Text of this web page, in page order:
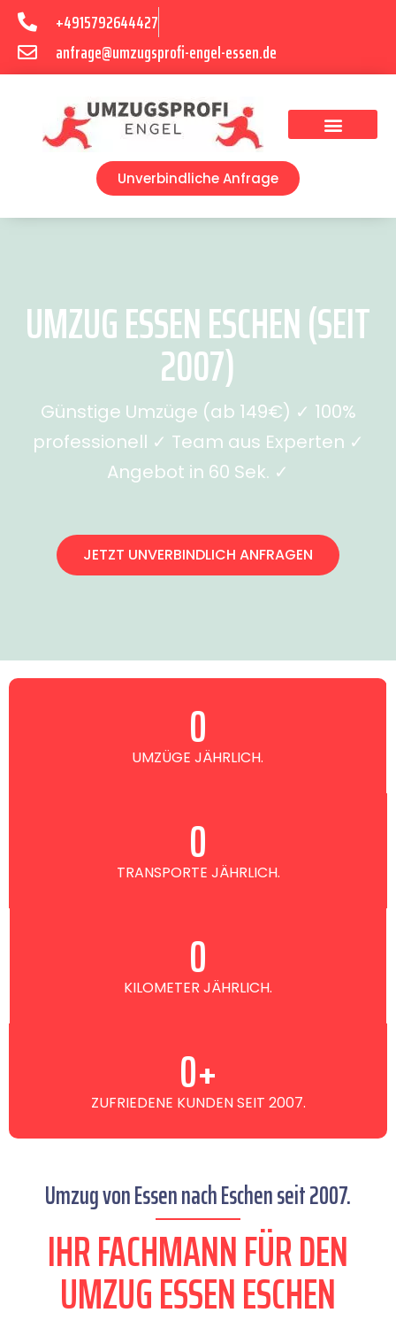
+4915792644427
anfrage@umzugsprofi-engel-essen.de
Unverbindliche Anfrage
UMZUG ESSEN ESCHEN (SEIT
2007)
Günstige Umzüge (ab 149€) ✓ 100%
professionell ✓ Team aus Experten ✓
Angebot in 60 Sek. ✓
JETZT UNVERBINDLICH ANFRAGEN
UMZÜGE JÄHRLICH.
0
TRANSPORTE JÄHRLICH.
0
KILOMETER JÄHRLICH.
0
ZUFRIEDENE KUNDEN SEIT 2007.
0+
Umzug von Essen nach Eschen seit 2007.
IHR FACHMANN FÜR DEN
UMZUG ESSEN ESCHEN